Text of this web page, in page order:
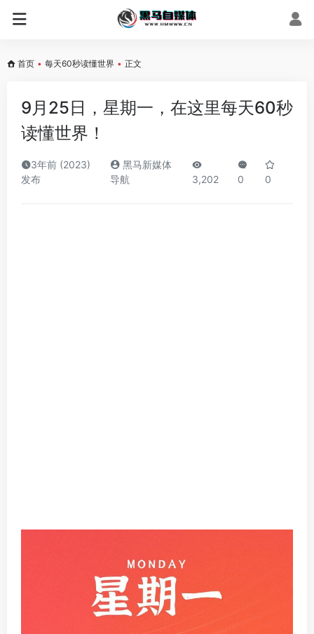
首页 • 每天60秒读懂世界 • 正文
9月25日，星期一，在这里每天60秒
读懂世界！
3年前 (2023)
发布
黑马新媒体
导航
3,202 0 0